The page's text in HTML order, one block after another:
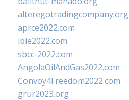
alteregotradingcompany.org
aprce2022.com
ibie2022.com
sbcc-2022.com
AngolaOilAndGas2022.com
Convoy4Freedom2022.com
grur2023.org